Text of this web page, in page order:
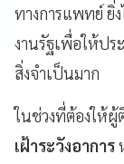
ทางการแพทย์ ยิ่
งานรัฐเพื่อให้ป
สิ่งจำเป็นมาก
ในช่วงที่ต้องให้ผู้
เฝ้าระวังอาการ